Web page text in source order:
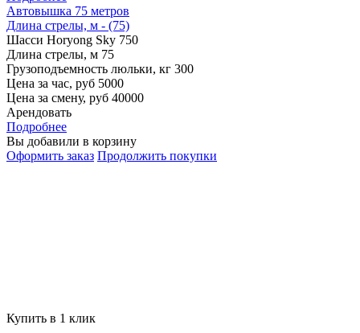
Автовышка 75 метров
Длина стрелы, м - (75)
Шасси Horyong Sky 750
Длина стрелы, м 75
Грузоподъемность люльки, кг 300
Цена за час, руб 5000
Цена за смену, руб 40000
Арендовать
Подробнее
Вы добавили в корзину
Оформить заказ Продолжить покупки
Купить в 1 клик